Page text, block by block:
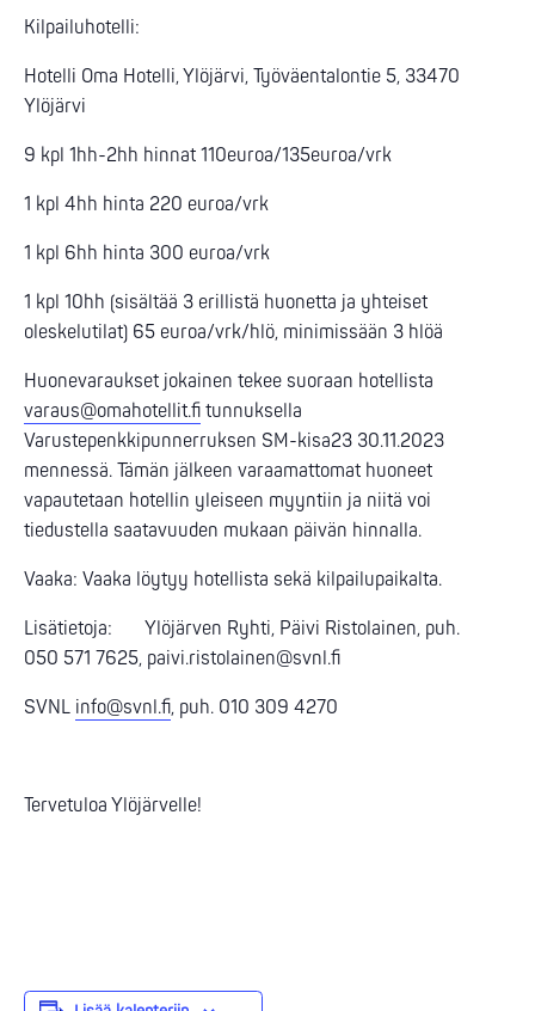
Kilpailuhotelli:
Hotelli Oma Hotelli, Ylöjärvi, Työväentalontie 5, 33470
Ylöjärvi
9 kpl 1hh-2hh hinnat 110euroa/135euroa/vrk
1 kpl 4hh hinta 220 euroa/vrk
1 kpl 6hh hinta 300 euroa/vrk
1 kpl 10hh (sisältää 3 erillistä huonetta ja yhteiset
oleskelutilat) 65 euroa/vrk/hlö, minimissään 3 hlöä
Huonevaraukset jokainen tekee suoraan hotellista
varaus@omahotellit.fi tunnuksella
Varustepenkkipunnerruksen SM-kisa23 30.11.2023
mennessä. Tämän jälkeen varaamattomat huoneet
vapautetaan hotellin yleiseen myyntiin ja niitä voi
tiedustella saatavuuden mukaan päivän hinnalla.
Vaaka: Vaaka löytyy hotellista sekä kilpailupaikalta.
Lisätietoja: Ylöjärven Ryhti, Päivi Ristolainen, puh.
050 571 7625, paivi.ristolainen@svnl.fi
SVNL info@svnl.fi, puh. 010 309 4270
Tervetuloa Ylöjärvelle!